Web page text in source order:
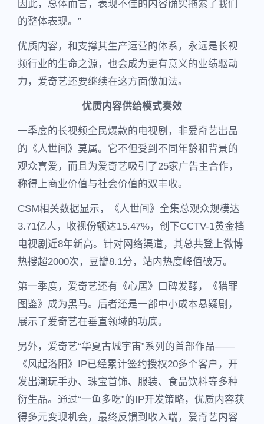
因此，总体而言，表现不佳的内容确实拖累了我们
的整体表现。”
优质内容，和支撑其生产运营的体系，永远是长视
频行业的生命之源，也会成为更有意义的业绩驱动
力，爱奇艺还要继续在这方面做加法。
优质内容供给模式奏效
一季度的长视频全民爆款的电视剧，非爱奇艺出品
的《人世间》莫属。它不但受到不同年龄和背景的
观众喜爱，而且为爱奇艺吸引了25家广告主合作，
称得上商业价值与社会价值的双丰收。
CSM相关数据显示，《人世间》全集总观众规模达
3.71亿人，收视份额达15.47%，创下CCTV-1黄金档
电视剧近8年新高。针对网络渠道，其总共登上微博
热搜超2000次，豆瓣8.1分，站内热度峰值破万。
第一季度，爱奇艺还有《心居》口碑发酵，《猎罪
图鉴》成为黑马。后者还是一部中小成本悬疑剧，
展示了爱奇艺在垂直领域的功底。
另外，爱奇艺“华夏古城宇宙”系列的首部作品——
《风起洛阳》IP已经累计签约授权20多个客户，开
发出潮玩手办、珠宝首饰、服装、食品饮料等多种
衍生品。通过“一鱼多吃”的IP开发策略，优质内容获
得多元变现机会，最终反馈到收入端，爱奇艺内容